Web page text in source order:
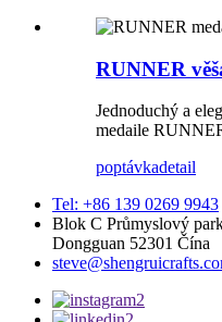
RUNNER
Jednoduchý a
medaile
poptávkadetail
Tel: +86 139 0269 9943
Blok C Průmyslový
Dongguan 52301 Čína